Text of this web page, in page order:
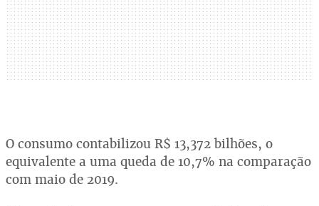
O consumo contabilizou R$ 13,372 bilhões, o
equivalente a uma queda de 10,7% na comparação
com maio de 2019.